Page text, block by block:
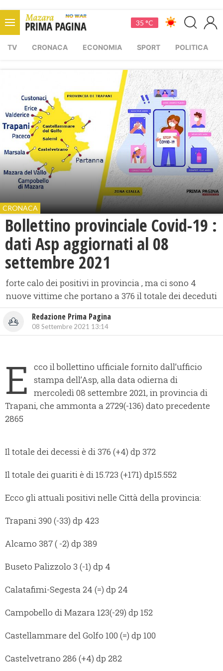
35 °C
TV CRONACA ECONOMIA SPORT POLITICA
CRONACA
Bollettino provinciale Covid-19 :
dati Asp aggiornati al 08
settembre 2021
forte calo dei positivi in provincia , ma ci sono 4
nuove vittime che portano a 376 il totale dei deceduti
Redazione Prima Pagina
08 Settembre 2021 13:14
E
cco il bollettino ufficiale fornito dall’ufficio
stampa dell’Asp, alla data odierna di
mercoledì 08 settembre 2021, in provincia di
Trapani, che ammonta a 2729(-136) dato precedente
2865
Il totale dei decessi è di 376 (+4) dp 372
Il totale dei guariti è di 15.723 (+171) dp15.552
Ecco gli attuali positivi nelle Città della provincia:
Trapani 390 (-33) dp 423
Alcamo 387 ( -2) dp 389
Buseto Palizzolo 3 (-1) dp 4
Calatafimi-Segesta 24 (=) dp 24
Campobello di Mazara 123(-29) dp 152
Castellammare del Golfo 100 (=) dp 100
Castelvetrano 286 (+4) dp 282